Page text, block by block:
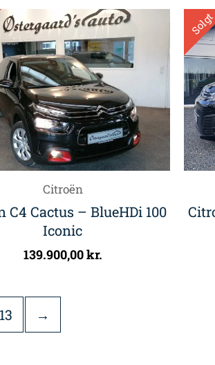
Citroën
C4 Cactus – BlueHDi 100
Iconic
139.900,00kr.
13 →